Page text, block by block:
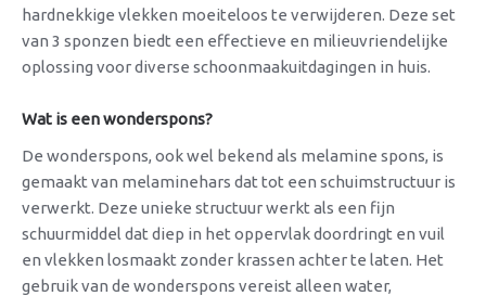
hardnekkige vlekken moeiteloos te verwijderen. Deze set
van 3 sponzen biedt een effectieve en milieuvriendelijke
oplossing voor diverse schoonmaakuitdagingen in huis.
Wat is een wonderspons?
De wonderspons, ook wel bekend als melamine spons, is
gemaakt van melaminehars dat tot een schuimstructuur is
verwerkt. Deze unieke structuur werkt als een fijn
schuurmiddel dat diep in het oppervlak doordringt en vuil
en vlekken losmaakt zonder krassen achter te laten. Het
gebruik van de wonderspons vereist alleen water,